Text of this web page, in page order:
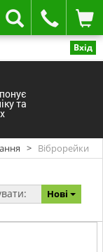
Вхід
та
> Віброрейки
Нові